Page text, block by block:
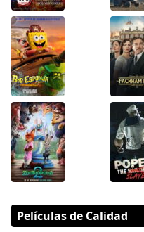
Películas de Calidad